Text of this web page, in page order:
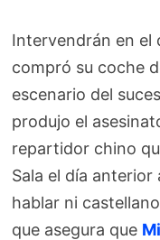
Intervendrán en el
compró su coche
escenario del
produjo el
repartidor chino
Sala el día
hablar ni
que asegura que